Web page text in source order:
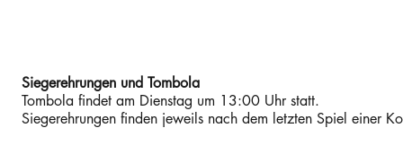
Siegerehrungen und Tombola
Tombola findet am Dienstag um 13:00 Uhr statt.
Siegerehrungen finden jeweils nach dem letzten Spiel einer